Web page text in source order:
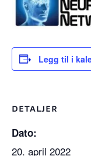
Legg til i
DETALJER
Dato:
20. april 2022